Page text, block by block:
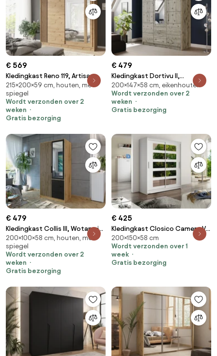
€ 569
Kledingkast Reno 119, Artisan
eiken, 215x200x59cm, 167 kg,
Kledingkast deuren: Schuivend,
Aantal planken: 4, Aantal
planken: 4
215×200×59 cm, houten, met
spiegel
Wordt verzonden over 2
weken
Gratis bezorging
€ 479
Kledingkast Dortivu II,
Wellington eik, 200x147x58cm,
131 kg, Kledingkast deuren: Met
scharnieren, Aantal planken: 5,
Aantal planken: 5
200×147×58 cm, eikenhouten
Wordt verzonden over 2
weken
Gratis bezorging
€ 479
Kledingkast Collis III, Wotan eik,
Zwart, 200x100x58cm,
Kledingkast deuren: Met
scharnieren, Aantal planken: 4,
Aantal planken: 4
200×100×58 cm, houten, met
spiegel
Wordt verzonden over 2
weken
Gratis bezorging
€ 425
Kledingkast Closico Camera V,
Wit, 200x150x58cm, 115 kg,
Kledingkast deuren: Schuivend,
Aantal planken: 5, Aantal
200×150×58 cm
Wordt verzonden over 1
week
Gratis bezorging